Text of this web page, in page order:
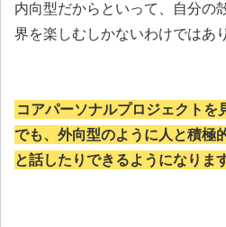
内向型だからといって、自分の
界を楽しむしかないわけではあ
コアパーソナルプロジェクトを
でも、外向型のように人と積極
と話したりできるようになります